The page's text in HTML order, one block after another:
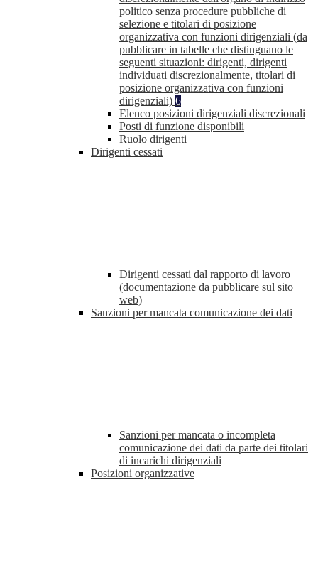
politico senza procedure pubbliche di
selezione e titolari di posizione
organizzativa con funzioni dirigenziali (da
pubblicare in tabelle che distinguano le
seguenti situazioni: dirigenti, dirigenti
individuati discrezionalmente, titolari di
posizione organizzativa con funzioni
dirigenziali) 6
Elenco posizioni dirigenziali discrezionali
Posti di funzione disponibili
Ruolo dirigenti
Dirigenti cessati
Dirigenti cessati dal rapporto di lavoro
(documentazione da pubblicare sul sito
web)
Sanzioni per mancata comunicazione dei dati
Sanzioni per mancata o incompleta
comunicazione dei dati da parte dei titolari
di incarichi dirigenziali
Posizioni organizzative